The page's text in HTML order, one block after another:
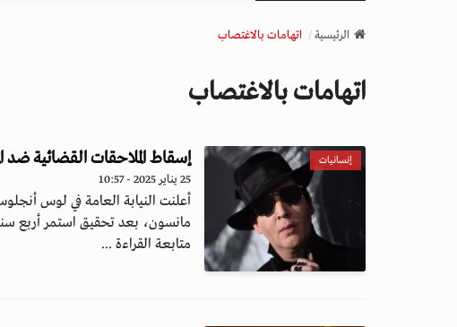
الرئيسية اتهامات بالاغتصاب
اتهامات بالاغتصاب
إنسانيات إسقاط الملاحقات القضائية ضد
25 يناير 2025 - 10:57
أعلنت النيابة العامة في لوس
مانسون، بعد تحقيق استمر أربع
متابعة القراءة ...